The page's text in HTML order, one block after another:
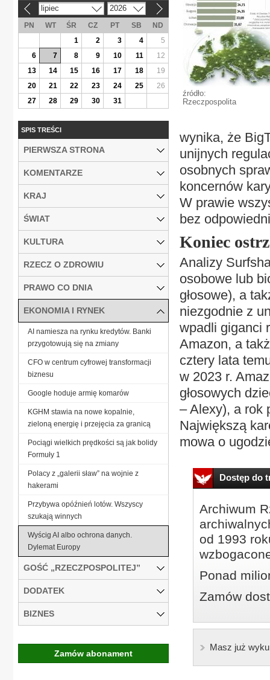
źródło:
Rzeczpospolita
wynika, że
unijnych
osobnych
koncernów
W prawie
bez
Koniec
Analizy
osobowe lub
głosowe), a
niezgodnie z
wpadli giganci
Amazon, a
cztery lata
w 2023 r.
głosowych
– Alexy), a rok
Największą
mowa o
Dostęp do
Archiwum
od 1993
Ponad
Zamów
Masz już
lipiec 2026
PN WT ŚR CZ PT SB
ND
1
2 3 4
5
6
7 8 9 10 11
12
13
14 15 16 17 18
19
20
21 22 23 24 25
26
27
28 29 30 31
SPIS TREŚCI
PIERWSZA STRONA
KOMENTARZE
KRAJ
ŚWIAT
KULTURA
RZECZ O ZDROWIU
PRAWO CO DNIA
EKONOMIA I RYNEK
AI namiesza na rynku kredytów. Banki
przygotowują się na zmiany
CFO w centrum cyfrowej transformacji
biznesu
Google hoduje armię komarów
KGHM stawia na nowe kopalnie,
zieloną energię i przejęcia za granicą
Pociągi wielkich prędkości są jak bolidy
Formuły 1
Polacy z „galerii sław” na wojnie z
hakerami
Przybywa opóźnień lotów. Wszyscy
szukają winnych
Wyścig AI albo ochrona danych.
Dylemat Europy
GOŚĆ „RZECZPOSPOLITEJ”
DODATEK
BIZNES
Zamów abonament